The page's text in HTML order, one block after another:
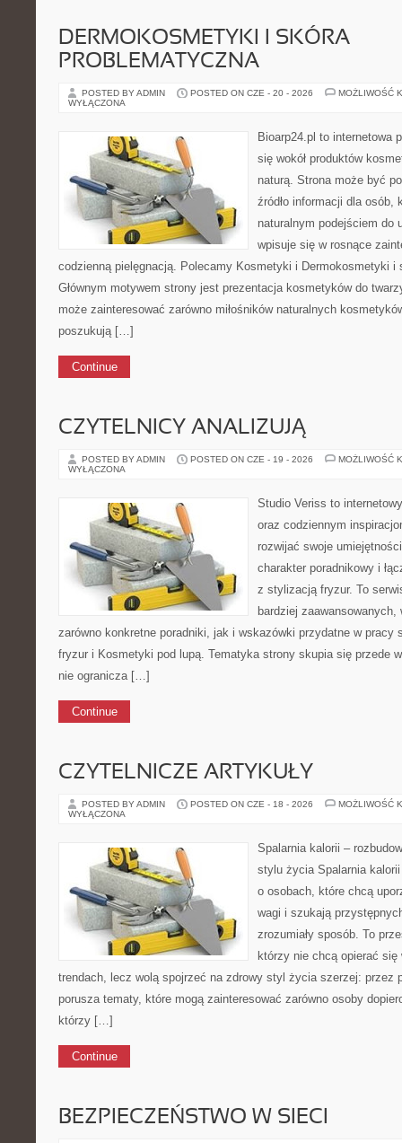
DERMOKOSMETYKI I SKÓRA
PROBLEMATYCZNA
POSTED BY ADMIN POSTED ON CZE - 20 - 2026
MOŻLIWOŚĆ
WYŁĄCZONA
Bioarp24.pl to internetowa
się wokół produktów
naturą. Strona może być
źródło informacji dla osób,
naturalnym podejściem do
wpisuje się w rosnące
codzienną pielęgnacją. Polecamy Kosmetyki i Dermokosmetyki i
Głównym motywem strony jest prezentacja kosmetyków do
może zainteresować zarówno miłośników naturalnych
poszukują […]
Continue
CZYTELNICY ANALIZUJĄ
POSTED BY ADMIN POSTED ON CZE - 19 - 2026
MOŻLIWOŚĆ
WYŁĄCZONA
Studio Veriss to
oraz codziennym
rozwijać swoje
charakter poradnikowy i
z stylizacją fryzur. To
bardziej
zarówno konkretne poradniki, jak i wskazówki przydatne w
fryzur i Kosmetyki pod lupą. Tematyka strony skupia się przede
nie ogranicza […]
Continue
CZYTELNICZE ARTYKUŁY
POSTED BY ADMIN POSTED ON CZE - 18 - 2026
MOŻLIWOŚĆ
WYŁĄCZONA
Spalarnia kalorii –
stylu życia Spalarnia
o osobach, które chcą
wagi i szukają
zrozumiały sposób. To
którzy nie chcą opierać się
trendach, lecz wolą spojrzeć na zdrowy styl życia szerzej: przez
porusza tematy, które mogą zainteresować zarówno osoby
którzy […]
Continue
BEZPIECZEŃSTWO W SIECI